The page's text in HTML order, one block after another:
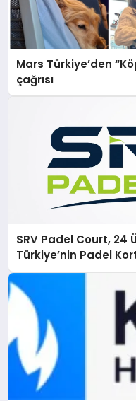
Mars Türkiye’den
çağrısı
SRV Padel Court, 24
Türkiye’nin Padel